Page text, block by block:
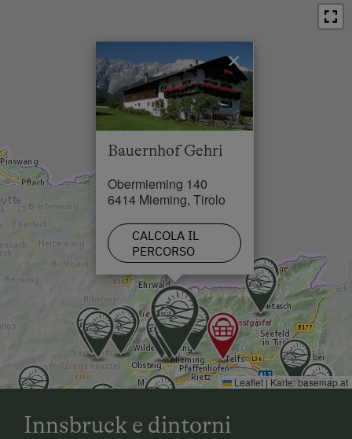
Ristorante in 1 km
Bauernhof Gehri
Obermieming 140
6414 Mieming, Tirolo
CALCOLA IL
PERCORSO
×
Leaflet|Karte:basemap.at
Innsbruck e dintorni